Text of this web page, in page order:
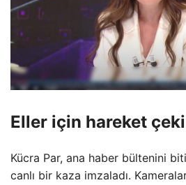
Eller için hareket
Kücra Par, ana haber bültenini
canlı bir kaza imzaladı.